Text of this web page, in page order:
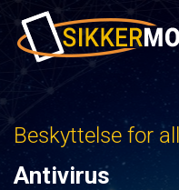
Beskyttelse for
Antivirus